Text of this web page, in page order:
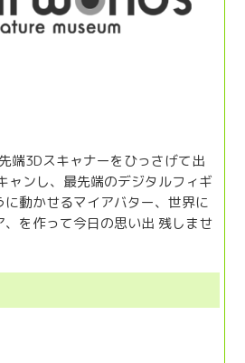
端3Dスキャナーをひっさげて出
ャンし、最先端のデジタルフィギ
動かせるマイアバター、世界に
を作って今日の思い出 残しませ